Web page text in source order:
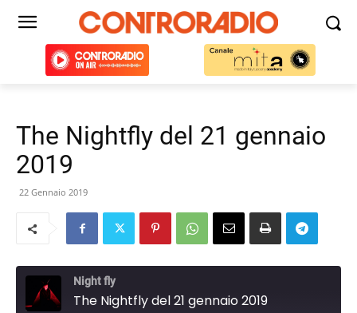
The Nightfly del 21 gennaio
2019
22 Gennaio 2019
Night fly
The Nightfly del 21 gennaio 2019